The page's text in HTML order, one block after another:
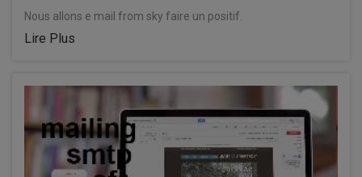
Nous allons e mail from sky faire un positif.
Lire Plus